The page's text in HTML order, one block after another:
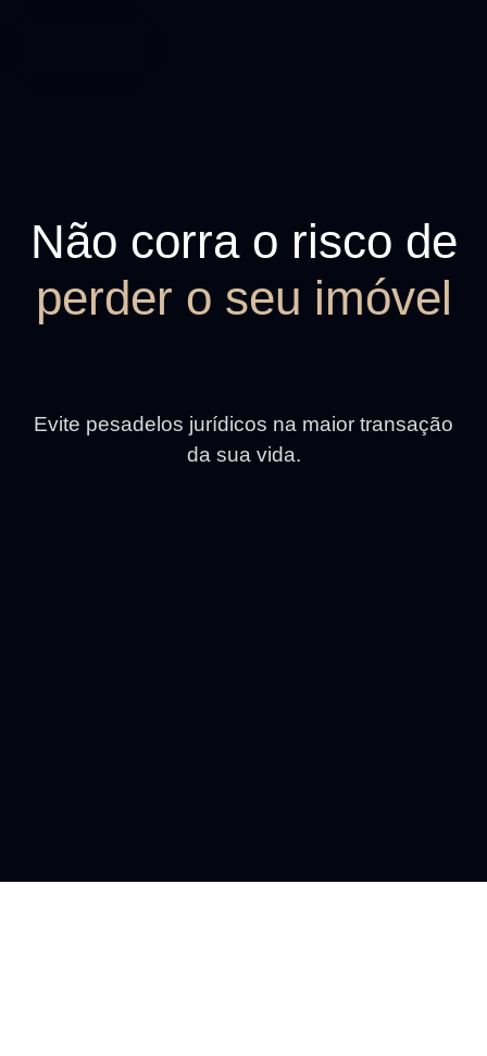
Não corra o risco de
perder o seu imóvel
Evite pesadelos jurídicos na maior transação
da sua vida.